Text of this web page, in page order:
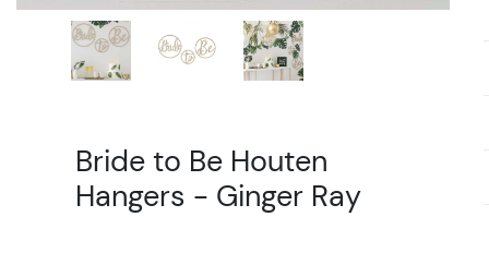
Bride to Be Houten
Hangers - Ginger Ray